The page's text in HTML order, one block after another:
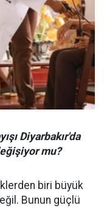
Diyarbakır'da
mu?
biri büyük
Bunun güçlü